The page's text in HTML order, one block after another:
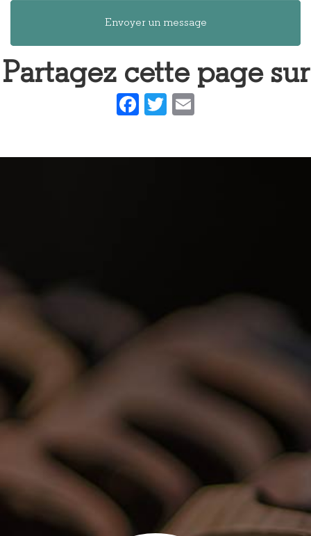
Envoyer un message
Partagez cette page sur
Facebook
Twitter